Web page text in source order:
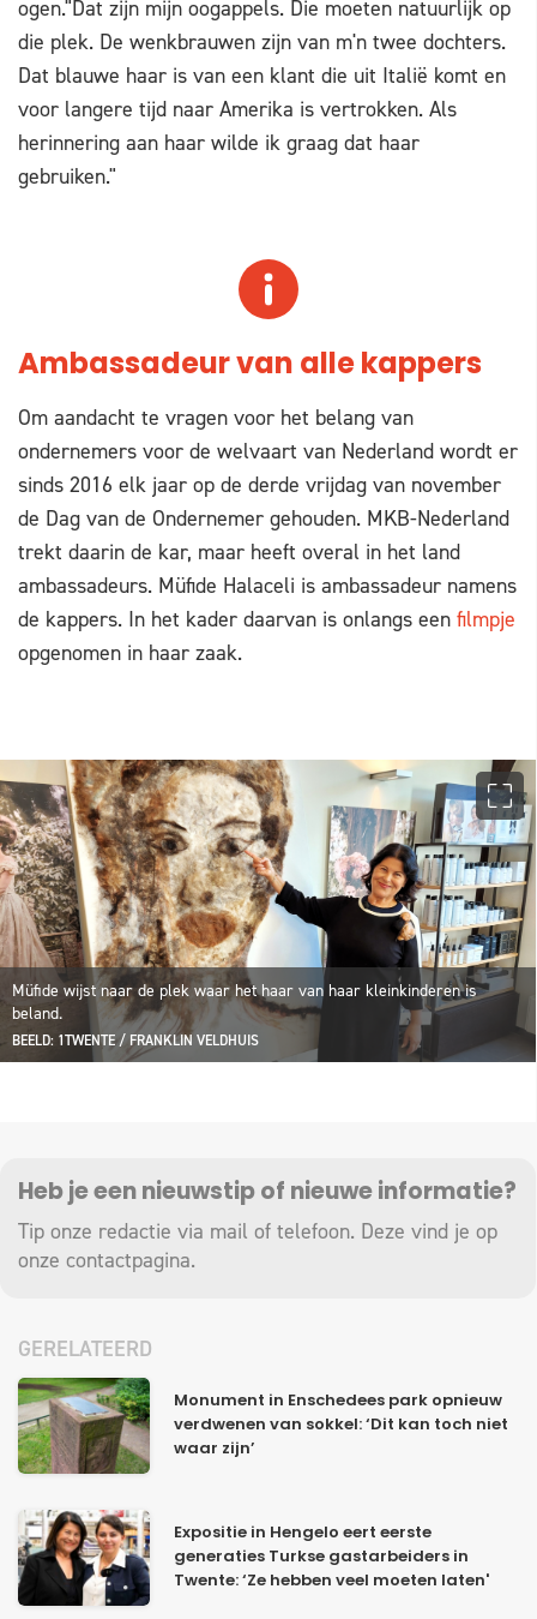
ogen."Dat zijn mijn oogappels. Die moeten natuurlijk op
die plek. De wenkbrauwen zijn van m'n twee dochters.
Dat blauwe haar is van een klant die uit Italië komt en
voor langere tijd naar Amerika is vertrokken. Als
herinnering aan haar wilde ik graag dat haar
gebruiken."
Ambassadeur van alle kappers
Om aandacht te vragen voor het belang van
ondernemers voor de welvaart van Nederland wordt er
sinds 2016 elk jaar op de derde vrijdag van november
de Dag van de Ondernemer gehouden. MKB-Nederland
trekt daarin de kar, maar heeft overal in het land
ambassadeurs. Müfide Halaceli is ambassadeur namens
de kappers. In het kader daarvan is onlangs een filmpje
opgenomen in haar zaak.
Müfide wijst naar de plek waar het haar van haar kleinkinderen is
beland.
BEELD: 1TWENTE / FRANKLIN VELDHUIS
Heb je een nieuwstip of nieuwe informatie?
Tip onze redactie via mail of telefoon. Deze vind je op
onze contactpagina.
GERELATEERD
Monument in Enschedees park opnieuw
verdwenen van sokkel: ‘Dit kan toch niet
waar zijn’
Expositie in Hengelo eert eerste
generaties Turkse gastarbeiders in
Twente: ‘Ze hebben veel moeten laten'